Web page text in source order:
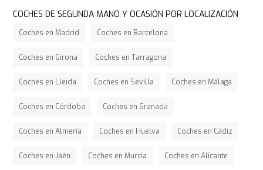
COCHES DE SEGUNDA MANO Y OCASIÓN POR LOCALIZACIÓN
Coches en Madrid Coches en Barcelona
Coches en Girona Coches en Tarragona
Coches en Lleida Coches en Sevilla Coches en Málaga
Coches en Córdoba Coches en Granada
Coches en Almería Coches en Huelva Coches en Cádiz
Coches en Jaén Coches en Murcia Coches en Alicante